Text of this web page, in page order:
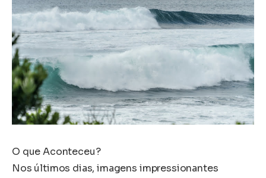
O que Aconteceu?
Nos últimos dias, imagens impressionantes